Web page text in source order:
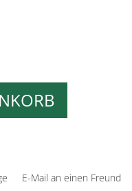
E-Mail an einen Freund